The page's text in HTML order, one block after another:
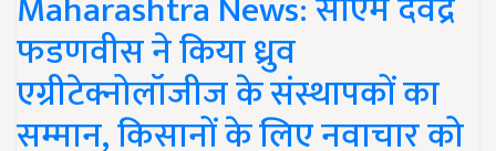
फडणवीस ने किया ध्रुव
एग्रीटेक्नोलॉजीज के संस्थापकों का
सम्मान, किसानों के लिए नवाचार को